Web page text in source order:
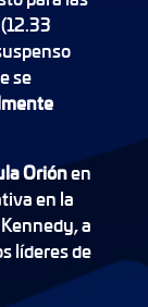
se
Oriónen
en la
a
líderes de